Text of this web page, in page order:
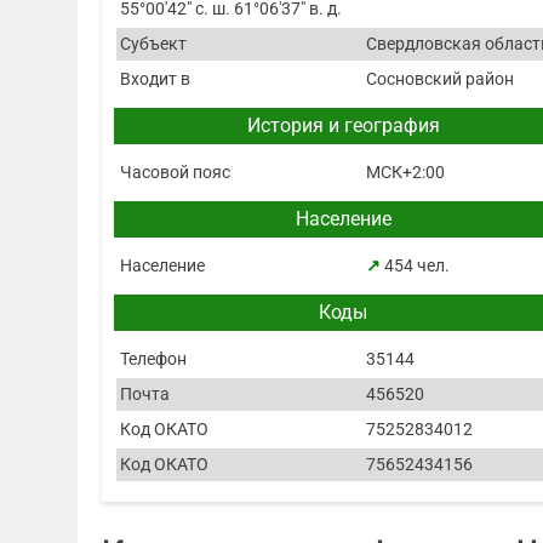
55°00′42″ с. ш. 61°06′37″ в. д.
Субъект
Свердловская
Входит в
Сосновский район
История и география
Часовой пояс МСК+2:00
Население
Население ↗ 454 чел.
Коды
Телефон
35144
Почта
456520
Код ОКАТО
75252834012
Код ОКАТО
75652434156